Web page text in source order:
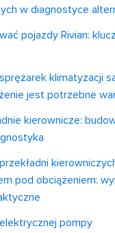
w diagnostyce
pojazdy Rivian:
klimatyzacji
jest potrzebne
kierownicze:
pod obciążeniem:
pompy